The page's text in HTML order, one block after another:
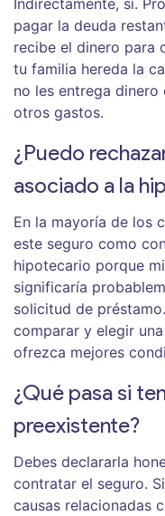
Indirectamente, sí.
pagar la deuda
recibe el dinero para
tu familia hereda la
no les entrega
otros gastos.
¿Puedo
asociado a la
En la mayoría de los
este seguro como
hipotecario porque
significaría
solicitud de
comparar y elegir
ofrezca mejores
¿Qué pasa si
preexistente?
Debes declararla
contratar el seguro.
causas relacionadas